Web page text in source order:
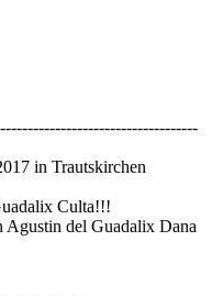
in Trautskirchen
Culta!!!
Agustin del Guadalix Dana